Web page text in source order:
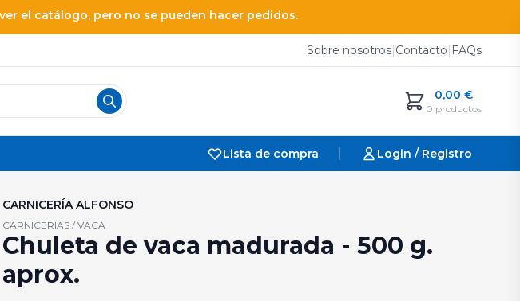
el catálogo, pero no se pueden hacer pedidos.
Sobre nosotros|Contacto| FAQs
0,00 €
0 productos
Lista de compra Login / Registro
CARNICERÍA ALFONSO
CARNICERIAS / VACA
Chuleta de vaca madurada - 500 g.
aprox.